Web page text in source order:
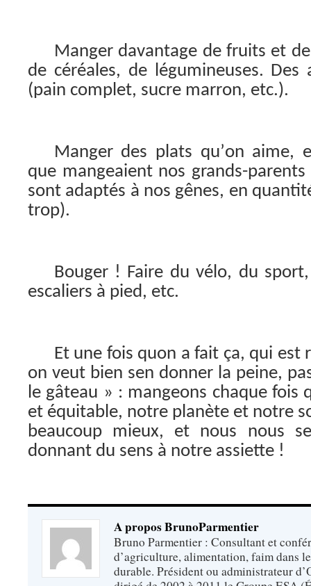
Manger davantage de fruits et
de céréales, de légumineuses.
(pain complet, sucre marron, etc.).
Manger des plats qu’on aime,
que mangeaient nos grands-parents
sont adaptés à nos gênes, en
trop).
Bouger ! Faire du vélo, du
escaliers à pied, etc.
Et une fois quon a fait ça, qui
on veut bien sen donner la peine,
le gâteau » : mangeons chaque fois
et équitable, notre planète et notre
beaucoup mieux, et nous nous
donnant du sens à notre assiette !
A propos BrunoParmentier
Bruno Parmentier : Consultant et
d’agriculture, alimentation, faim dans
durable. Président ou administrateur